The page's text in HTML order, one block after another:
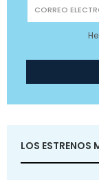
LOS ESTRENOS